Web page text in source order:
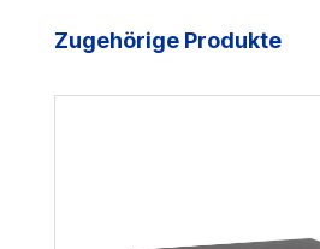
Produktgalerie überspringen
Zugehörige Produkte